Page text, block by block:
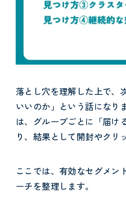
落とし穴を理解した上で、
いいのか」という話になり
は、グループごとに「届け
り、結果として開封やクリ
ここでは、有効なセグメン
ーチを整理します。